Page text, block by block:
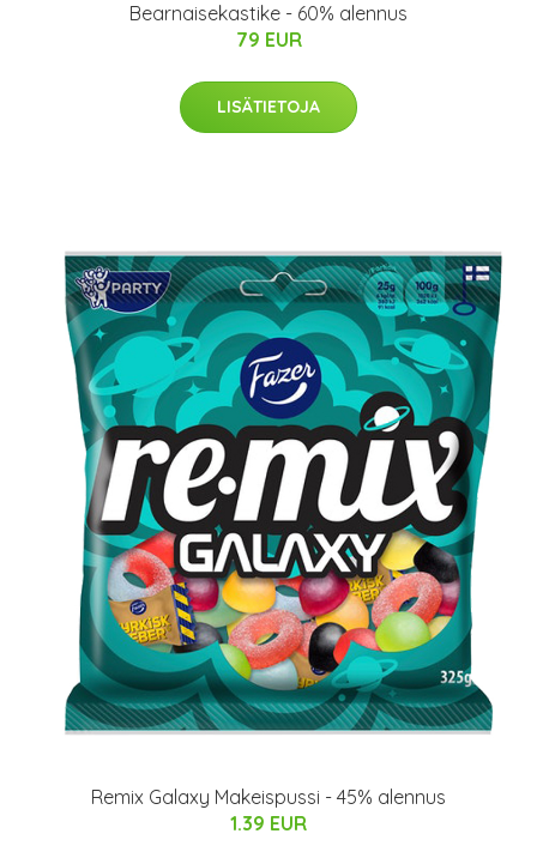
Bearnaisekastike - 60% alennus
79 EUR
LISÄTIETOJA
Remix Galaxy Makeispussi - 45% alennus
1.39 EUR